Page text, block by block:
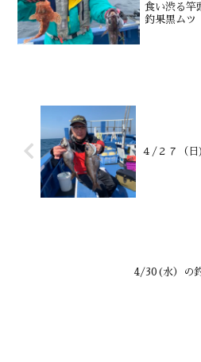
食い渋る
釣果黒
４/２７（
4/30(水）の